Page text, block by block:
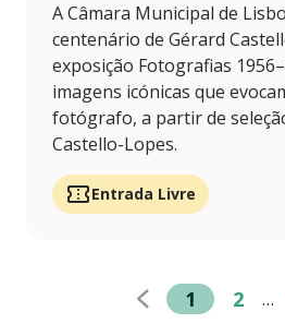
A Câmara Municipal de
centenário de Gérard
exposição Fotografias
imagens icónicas que
fotógrafo, a partir de
Castello-Lopes.
Entrada Livre
1 2 …